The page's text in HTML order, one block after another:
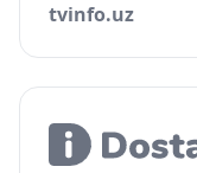
tvinfo.uz